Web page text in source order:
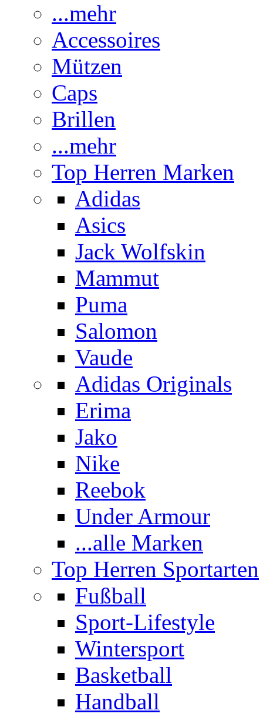
...mehr
Accessoires
Mützen
Caps
Brillen
...mehr
Top Herren Marken
Adidas
Asics
Jack Wolfskin
Mammut
Puma
Salomon
Vaude
Adidas Originals
Erima
Jako
Nike
Reebok
Under Armour
...alle Marken
Top Herren Sportarten
Fußball
Sport-Lifestyle
Wintersport
Basketball
Handball